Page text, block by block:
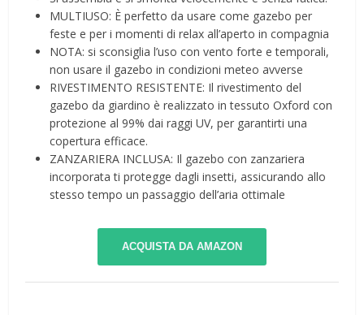
MULTIUSO: È perfetto da usare come gazebo per
feste e per i momenti di relax all’aperto in compagnia
NOTA: si sconsiglia l’uso con vento forte e temporali,
non usare il gazebo in condizioni meteo avverse
RIVESTIMENTO RESISTENTE: Il rivestimento del
gazebo da giardino è realizzato in tessuto Oxford con
protezione al 99% dai raggi UV, per garantirti una
copertura efficace.
ZANZARIERA INCLUSA: Il gazebo con zanzariera
incorporata ti protegge dagli insetti, assicurando allo
stesso tempo un passaggio dell’aria ottimale
ACQUISTA DA AMAZON